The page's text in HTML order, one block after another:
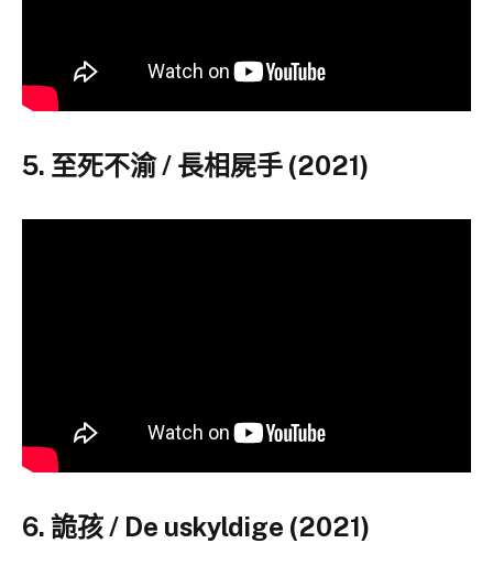
5. 至死不渝 / 長相屍手 (2021)
6. 詭孩 / De uskyldige (2021)